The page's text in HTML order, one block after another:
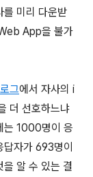
미리 다운받
App을 불가
그에서 자사의 i
더 선호하느냐
는 1000명이 응
자가 693명이
알 수 있는 결